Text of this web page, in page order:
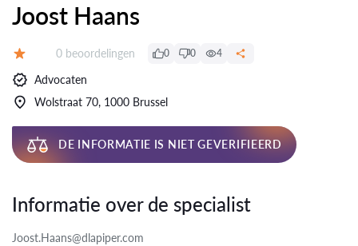
Joost Haans
Beoordelingen:
0 beoordelingen 0 0 4
Advocaten
Wolstraat 70, 1000 Brussel
DE INFORMATIE IS NIET GEVERIFIEERD
Informatie over de specialist
Joost.Haans@dlapiper.com